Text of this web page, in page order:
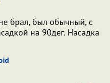
брал, был обычный, с
на 90дег. Насадка